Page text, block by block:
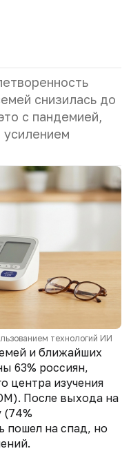
снизилась до
с пандемией,
технологий ИИ
и ближайших
63% россиян,
центра изучения
После выхода на
(74%
пошел на спад, но